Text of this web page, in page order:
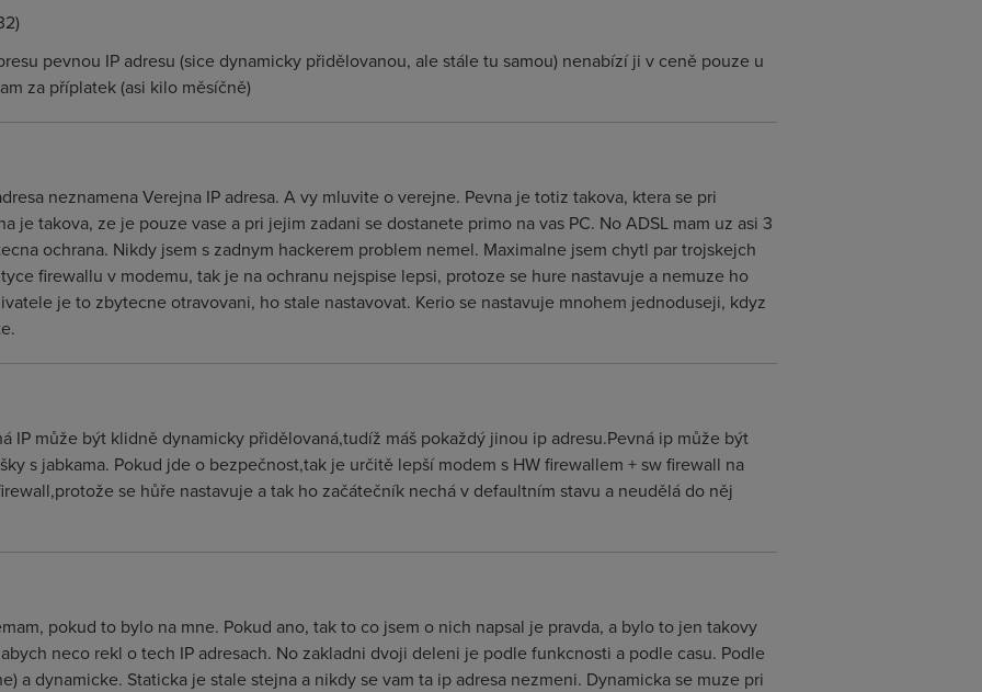
pevnou IP adresu (sice dynamicky přidělovanou, ale stále tu samou) nenabízí ji v ceně pouze u
za příplatek (asi kilo měsíčně)
neznamena Verejna IP adresa. A vy mluvite o verejne. Pevna je totiz takova, ktera se pri
je takova, ze je pouze vase a pri jejim zadani se dostanete primo na vas PC. No ADSL mam uz asi 3
ochrana. Nikdy jsem s zadnym hackerem problem nemel. Maximalne jsem chytl par trojskejch
firewallu v modemu, tak je na ochranu nejspise lepsi, protoze se hure nastavuje a nemuze ho
je to zbytecne otravovani, ho stale nastavovat. Kerio se nastavuje mnohem jednoduseji, kdyz
IP může být klidně dynamicky přidělovaná,tudíž máš pokaždý jinou ip adresu.Pevná ip může být
s jabkama. Pokud jde o bezpečnost,tak je určitě lepší modem s HW firewallem + sw firewall na
se hůře nastavuje a tak ho začátečník nechá v defaultním stavu a neudělá do něj
pokud to bylo na mne. Pokud ano, tak to co jsem o nich napsal je pravda, a bylo to jen takovy
neco rekl o tech IP adresach. No zakladni dvoji deleni je podle funkcnosti a podle casu. Podle
a dynamicke. Staticka je stale stejna a nikdy se vam ta ip adresa nezmeni. Dynamicka se muze pri